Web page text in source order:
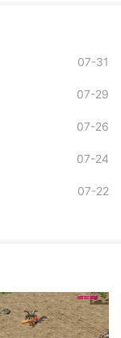
07-31
07-29
07-26
07-24
07-22